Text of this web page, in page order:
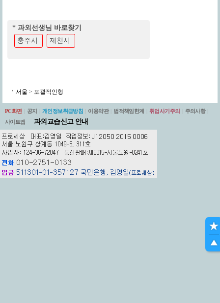
* 과외선생님 바로찾기
충주시
제천시
서울 > 포괄적인형
PC화면 공지 개인정보취급방침 이용약관 법적책임한계 취업사기주의 주의사항
사이트맵
과외교습신고 안내